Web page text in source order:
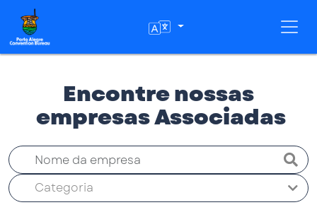
Encontre nossas
empresas Associadas
Categoria